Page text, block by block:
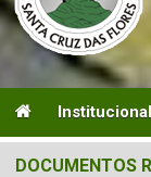
Institucional
DOCUMENTOS